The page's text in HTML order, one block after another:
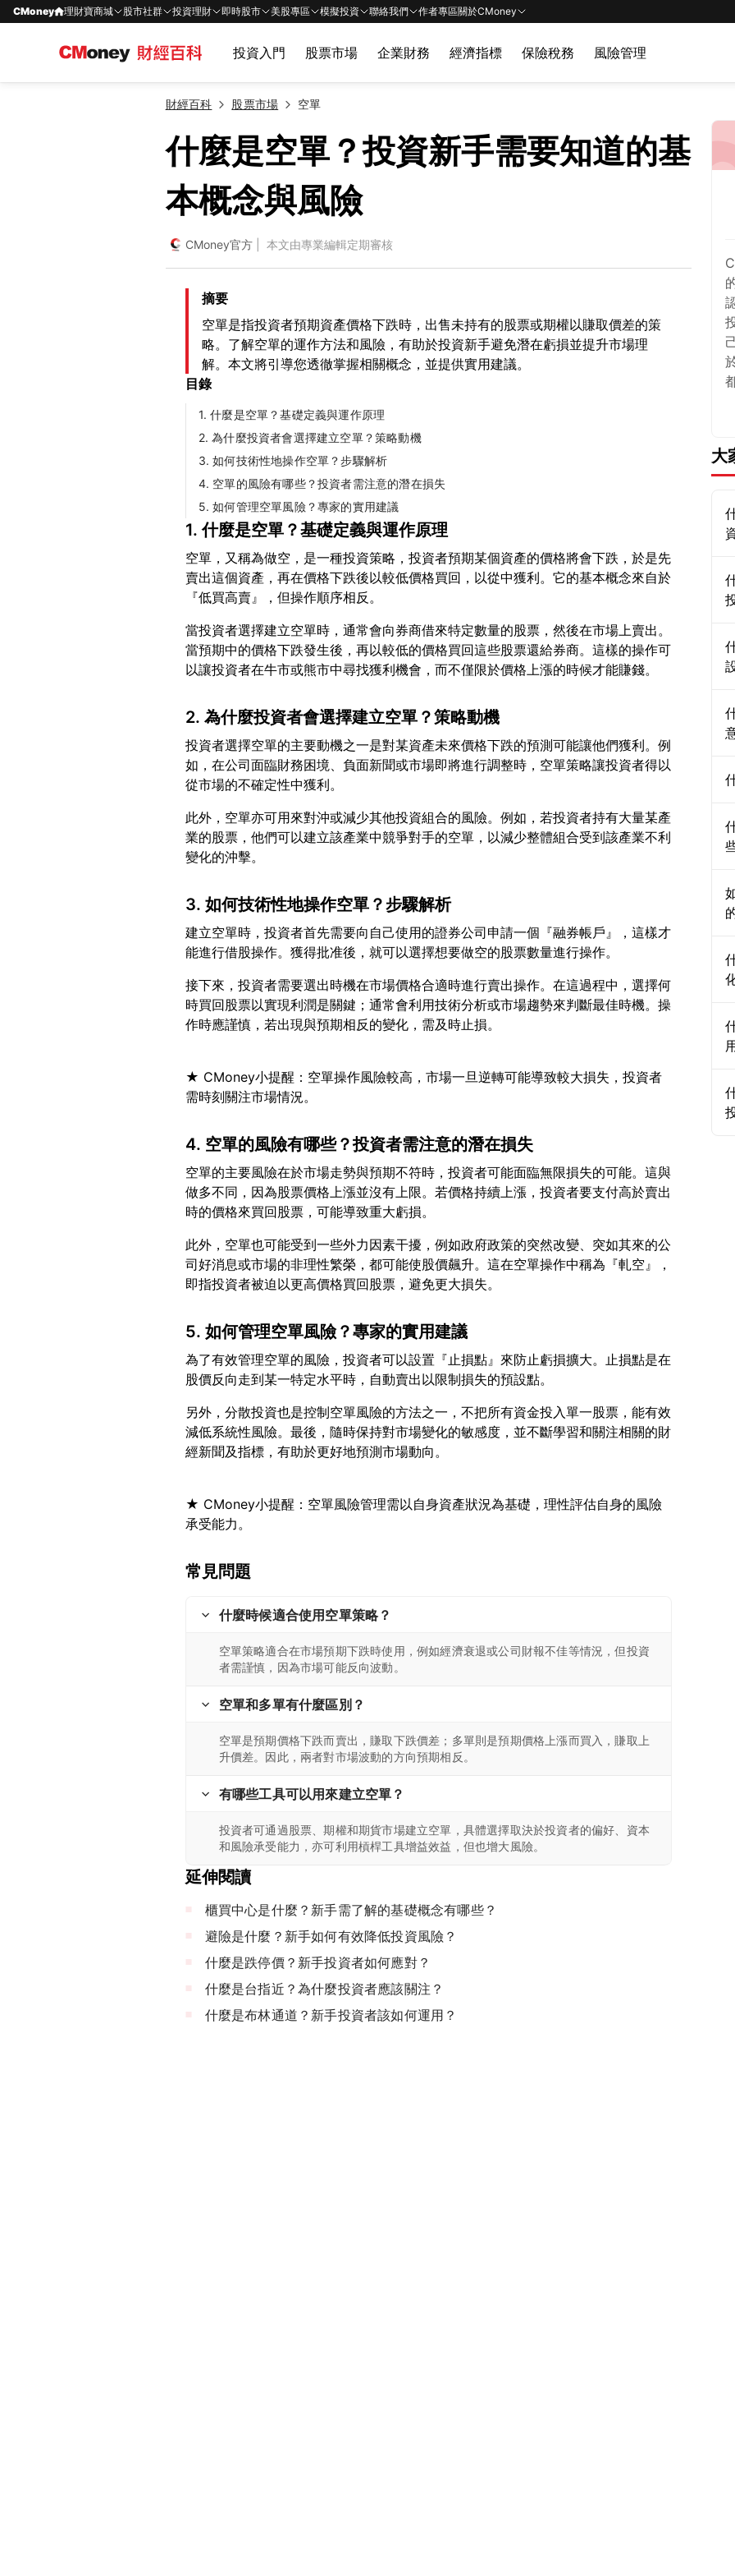
CMoney 理財寶商城 股市社群 投資理財 即時股市 美股專區 模擬投資 聯絡我們 作者專區關於CMoney
投資入門 股票市場 企業財務 經濟指標 保險稅務 風險管理
財經百科 股票市場 空單
什麼是空單？投資新手需要知道的基
本概念與風險
CMoney官方| 本文由專業編輯定期審核
摘要
空單是指投資者預期資產價格下跌時，出售未持有的股票或期權以賺取價差的策
略。了解空單的運作方法和風險，有助於投資新手避免潛在虧損並提升市場理
解。本文將引導您透徹掌握相關概念，並提供實用建議。
目錄
1. 什麼是空單？基礎定義與運作原理
2. 為什麼投資者會選擇建立空單？策略動機
3. 如何技術性地操作空單？步驟解析
4. 空單的風險有哪些？投資者需注意的潛在損失
5. 如何管理空單風險？專家的實用建議
1. 什麼是空單？基礎定義與運作原理
空單，又稱為做空，是一種投資策略，投資者預期某個資產的價格將會下跌，於是先
賣出這個資產，再在價格下跌後以較低價格買回，以從中獲利。它的基本概念來自於
當投資者選擇建立空單時，通常會向券商借來特定數量的股票，然後在市場上賣出。
當預期中的價格下跌發生後，再以較低的價格買回這些股票還給券商。這樣的操作可
2. 為什麼投資者會選擇建立空單？策略動機
投資者選擇空單的主要動機之一是對某資產未來價格下跌的預測可能讓他們獲利。例
如，在公司面臨財務困境、負面新聞或市場即將進行調整時，空單策略讓投資者得以
此外，空單亦可用來對沖或減少其他投資組合的風險。例如，若投資者持有大量某產
業的股票，他們可以建立該產業中競爭對手的空單，以減少整體組合受到該產業不利
3. 如何技術性地操作空單？步驟解析
建立空單時，投資者首先需要向自己使用的證券公司申請一個『融券帳戶』，這樣才
接下來，投資者需要選出時機在市場價格合適時進行賣出操作。在這過程中，選擇何
時買回股票以實現利潤是關鍵；通常會利用技術分析或市場趨勢來判斷最佳時機。操
★ CMoney小提醒：空單操作風險較高，市場一旦逆轉可能導致較大損失，投資者
4. 空單的風險有哪些？投資者需注意的潛在損失
空單的主要風險在於市場走勢與預期不符時，投資者可能面臨無限損失的可能。這與
做多不同，因為股票價格上漲並沒有上限。若價格持續上漲，投資者要支付高於賣出
此外，空單也可能受到一些外力因素干擾，例如政府政策的突然改變、突如其來的公
司好消息或市場的非理性繁榮，都可能使股價飆升。這在空單操作中稱為『軋空』，
5. 如何管理空單風險？專家的實用建議
為了有效管理空單的風險，投資者可以設置『止損點』來防止虧損擴大。止損點是在
另外，分散投資也是控制空單風險的方法之一，不把所有資金投入單一股票，能有效
減低系統性風險。最後，隨時保持對市場變化的敏感度，並不斷學習和關注相關的財
★ CMoney小提醒：空單風險管理需以自身資產狀況為基礎，理性評估自身的風險
常見問題
什麼時候適合使用空單策略？
空單策略適合在市場預期下跌時使用，例如經濟衰退或公司財報不佳等情況，但投資
者需謹慎，因為市場可能反向波動。
空單和多單有什麼區別？
空單是預期價格下跌而賣出，賺取下跌價差；多單則是預期價格上漲而買入，賺取上
升價差。因此，兩者對市場波動的方向預期相反。
有哪些工具可以用來建立空單？
投資者可通過股票、期權和期貨市場建立空單，具體選擇取決於投資者的偏好、資本
和風險承受能力，亦可利用槓桿工具增益效益，但也增大風險。
延伸閱讀
櫃買中心是什麼？新手需了解的基礎概念有哪些？
避險是什麼？新手如何有效降低投資風險？
什麼是跌停價？新手投資者如何應對？
什麼是台指近？為什麼投資者應該關注？
什麼是布林通道？新手投資者該如何運用？
大